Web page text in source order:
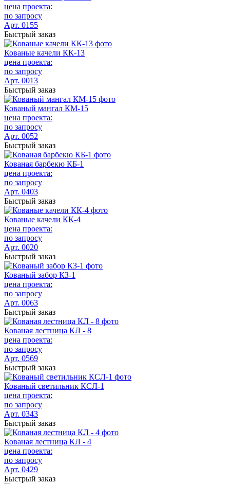
цена проекта:
по запросу
Арт. 0155
Быстрый заказ
Кованые качели КК-13
цена проекта:
по запросу
Арт. 0013
Быстрый заказ
Кованый мангал КМ-15
цена проекта:
по запросу
Арт. 0052
Быстрый заказ
Кованая барбекю КБ-1
цена проекта:
по запросу
Арт. 0403
Быстрый заказ
Кованые качели КК-4
цена проекта:
по запросу
Арт. 0020
Быстрый заказ
Кованый забор КЗ-1
цена проекта:
по запросу
Арт. 0063
Быстрый заказ
Кованая лестница КЛ - 8
цена проекта:
по запросу
Арт. 0569
Быстрый заказ
Кованый светильник КСЛ-1
цена проекта:
по запросу
Арт. 0343
Быстрый заказ
Кованая лестница КЛ - 4
цена проекта:
по запросу
Арт. 0429
Быстрый заказ